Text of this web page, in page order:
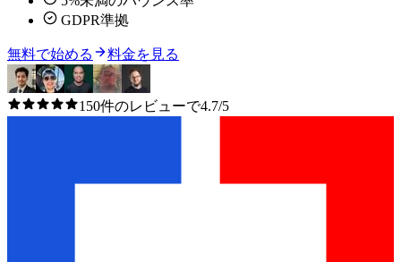
GDPR準拠
無料で始める 料金を見る
150件のレビューで4.7/5